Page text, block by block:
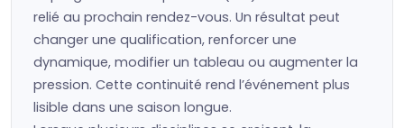
relié au prochain rendez-vous. Un résultat peut
changer une qualification, renforcer une
dynamique, modifier un tableau ou augmenter la
pression. Cette continuité rend l’événement plus
lisible dans une saison longue.